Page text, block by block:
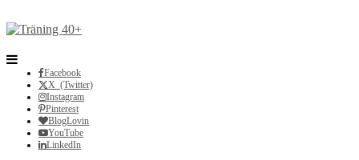
Facebook
X (Twitter)
Instagram
Pinterest
BlogLovin
YouTube
LinkedIn